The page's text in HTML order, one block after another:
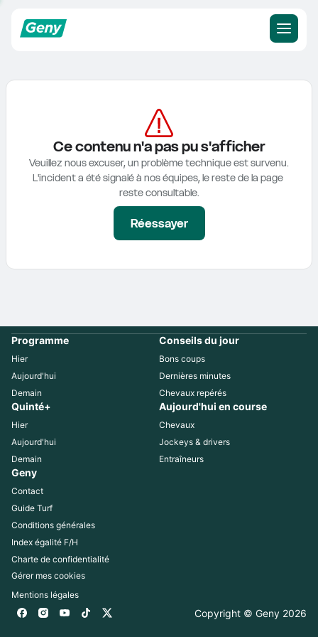
Ce contenu n'a pas pu s'afficher
Veuillez nous excuser, un problème technique est survenu.
L'incident a été signalé à nos équipes, le reste de la page
reste consultable.
Réessayer
Programme
Hier
Aujourd'hui
Demain
Conseils du jour
Bons coups
Dernières minutes
Chevaux repérés
Quinté+
Hier
Aujourd'hui
Demain
Aujourd'hui en course
Chevaux
Jockeys & drivers
Entraîneurs
Geny
Contact
Guide Turf
Conditions générales
Index égalité F/H
Charte de confidentialité
Gérer mes cookies
Mentions légales
Copyright © Geny 2026